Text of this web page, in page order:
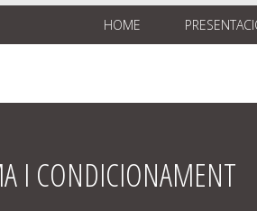
HOME
I CONDICIONAMENT